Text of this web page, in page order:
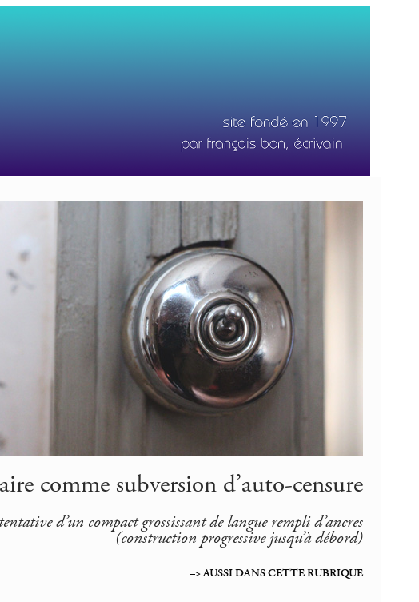
comme subversion d’auto-censure
d’un compact grossissant de langue rempli d’ancres
(construction progressive jusqu’à débord)
–> AUSSI DANS CETTE RUBRIQUE